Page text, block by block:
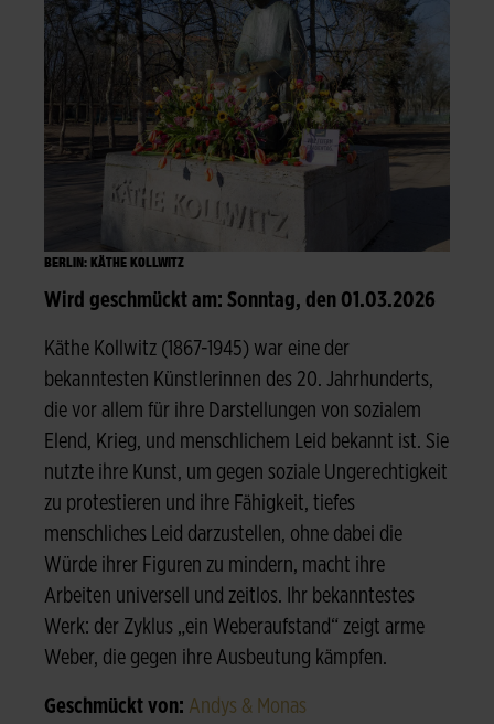
BERLIN: KÄTHE KOLLWITZ
Wird geschmückt am: Sonntag, den 01.03.2026
Käthe Kollwitz (1867-1945) war eine der
bekanntesten Künstlerinnen des 20. Jahrhunderts,
die vor allem für ihre Darstellungen von sozialem
Elend, Krieg, und menschlichem Leid bekannt ist. Sie
nutzte ihre Kunst, um gegen soziale Ungerechtigkeit
zu protestieren und ihre Fähigkeit, tiefes
menschliches Leid darzustellen, ohne dabei die
Würde ihrer Figuren zu mindern, macht ihre
Arbeiten universell und zeitlos. Ihr bekanntestes
Werk: der Zyklus „ein Weberaufstand“ zeigt arme
Weber, die gegen ihre Ausbeutung kämpfen.
Geschmückt von: Andys & Monas